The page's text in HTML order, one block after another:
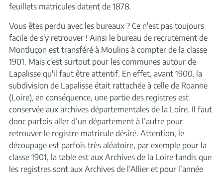
feuillets matricules datent de 1878.
Vous êtes perdu avec les bureaux ? Ce n'est pas toujours
facile de s'y retrouver ! Ainsi le bureau de recrutement de
Montluçon est transféré à Moulins à compter de la classe
1901. Mais c'est surtout pour les communes autour de
Lapalisse qu'il faut être attentif. En effet, avant 1900, la
subdivision de Lapalisse était rattachée à celle de Roanne
(Loire), en conséquence, une partie des registres est
conservée aux archives départementales de la Loire. Il faut
donc parfois aller d’un département à l’autre pour
retrouver le registre matricule désiré. Attention, le
découpage est parfois très aléatoire, par exemple pour la
classe 1901, la table est aux Archives de la Loire tandis que
les registres sont aux Archives de l’Allier et pour l’année